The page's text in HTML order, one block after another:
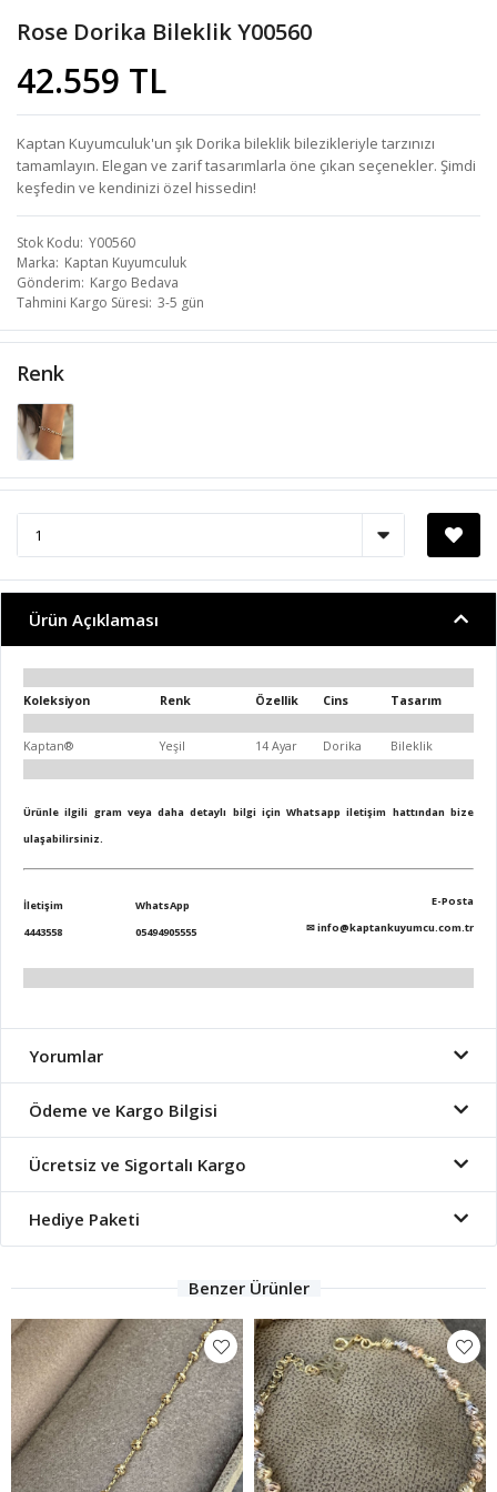
Rose Dorika Bileklik Y00560
42.559 TL
Kaptan Kuyumculuk'un şık Dorika bileklik bilezikleriyle tarzınızı
tamamlayın. Elegan ve zarif tasarımlarla öne çıkan seçenekler. Şimdi
keşfedin ve kendinizi özel hissedin!
Stok Kodu Y00560
Marka Kaptan Kuyumculuk
Gönderim Kargo Bedava
Tahmini Kargo Süresi 3-5 gün
Renk
Ürün Açıklaması
Koleksiyon Renk Özellik Cins Tasarım
Kaptan® Yeşil 14 Ayar Dorika Bileklik
Ürünle ilgili gram veya daha detaylı bilgi için Whatsapp iletişim hattından bize
ulaşabilirsiniz.
İletişim
4443558
WhatsApp
05494905555
E-Posta
✉info@kaptankuyumcu.com.tr
Yorumlar
Ödeme ve Kargo Bilgisi
Ücretsiz ve Sigortalı Kargo
Hediye Paketi
Benzer Ürünler